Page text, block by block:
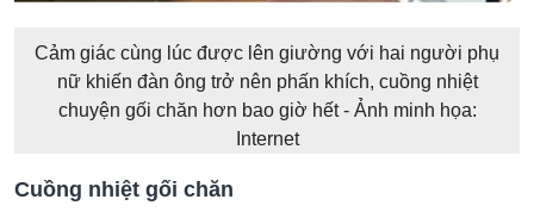
Cảm giác cùng lúc được lên giường với hai người phụ
nữ khiến đàn ông trở nên phấn khích, cuồng nhiệt
chuyện gối chăn hơn bao giờ hết - Ảnh minh họa:
Internet
Cuồng nhiệt gối chăn